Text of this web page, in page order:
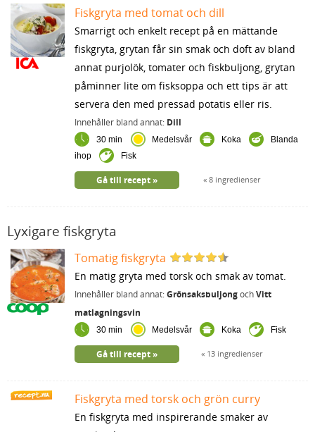
Fiskgryta med tomat och dill
Smarrigt och enkelt recept på en mättande
fiskgryta, grytan får sin smak och doft av bland
annat purjolök, tomater och fiskbuljong, grytan
påminner lite om fisksoppa och ett tips är att
servera den med pressad potatis eller ris.
Innehåller bland annat: Dill
30 min Medelsvår Koka
Blanda
ihop
Fisk
8 ingredienser
Gå till recept
Lyxigare fiskgryta
Tomatig fiskgryta
En matig gryta med torsk och smak av tomat.
Innehåller bland annat:GrönsaksbuljongochVitt
matlagningsvin
30 min Medelsvår Koka Fisk
13 ingredienser
Gå till recept
Fiskgryta med torsk och grön curry
En fiskgryta med inspirerande smaker av